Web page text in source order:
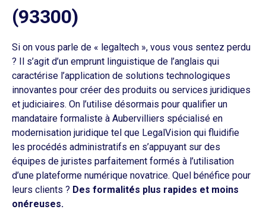
(93300)
Si on vous parle de « legaltech », vous vous sentez perdu
? Il s’agit d’un emprunt linguistique de l’anglais qui
caractérise l’application de solutions technologiques
innovantes pour créer des produits ou services juridiques
et judiciaires. On l’utilise désormais pour qualifier un
mandataire formaliste à Aubervilliers spécialisé en
modernisation juridique tel que LegalVision qui fluidifie
les procédés administratifs en s’appuyant sur des
équipes de juristes parfaitement formés à l’utilisation
d’une plateforme numérique novatrice. Quel bénéfice pour
leurs clients ? Des formalités plus rapides et moins
onéreuses.